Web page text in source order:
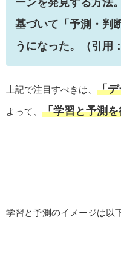
基づいて「予測・判
うになった。（引用：
上記で注目すべきは、 「デ
よって、 「学習と予測
学習と予測のイメージは以